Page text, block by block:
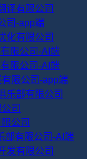
译有限公司
司-app端
化有限公司
限公司-AI端
限公司-AI端
限公司-app端
乐部有限公司
司
公司
部有限公司-AI端
发有限公司